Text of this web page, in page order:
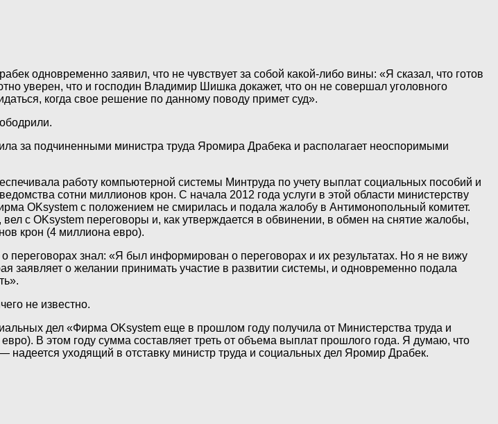
одновременно заявил, что не чувствует за собой какой-либо вины: «Я сказал, что готов
уверен, что и господин Владимир Шишка докажет, что он не совершал уголовного
когда свое решение по данному поводу примет суд».
за подчиненными министра труда Яромира Драбека и располагает неоспоримыми
работу компьютерной системы Минтруда по учету выплат социальных пособий и
сотни миллионов крон. С начала 2012 года услуги в этой области министерству
OKsystem с положением не смирилась и подала жалобу в Антимонопольный комитет.
OKsystem переговоры и, как утверждается в обвинении, в обмен на снятие жалобы,
крон (4 миллиона евро).
переговорах знал: «Я был информирован о переговорах и их результатах. Но я не вижу
заявляет о желании принимать участие в развитии системы, и одновременно подала
не известно.
дел «Фирма OKsystem еще в прошлом году получила от Министерства труда и
В этом году сумма составляет треть от объема выплат прошлого года. Я думаю, что
надеется уходящий в отставку министр труда и социальных дел Яромир Драбек.